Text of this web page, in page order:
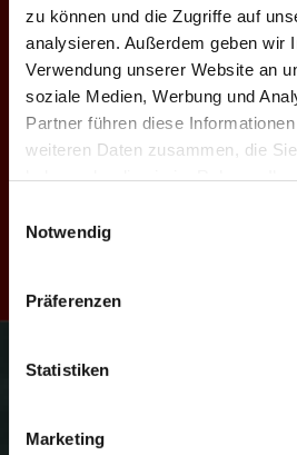
zu können und die Zugriffe auf
analysieren. Außerdem geben wir
Verwendung unserer Website an
soziale Medien, Werbung und
Partner führen diese
weiteren Daten zusammen, die
Notwendig
Präferenzen
Statistiken
Marketing
n
R
e
Veranstaltungsmonat